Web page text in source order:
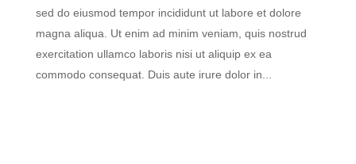
sed do eiusmod tempor incididunt ut labore et dolore
magna aliqua. Ut enim ad minim veniam, quis nostrud
exercitation ullamco laboris nisi ut aliquip ex ea
commodo consequat. Duis aute irure dolor in...